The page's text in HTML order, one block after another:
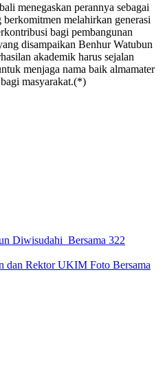
menegaskan perannya sebagai
melahirkan generasi
bagi pembangunan
disampaikan Benhur Watubun
akademik harus sejalan
menjaga nama baik almamater
masyarakat.(*)
Diwisudahi Bersama 322
dan Rektor UKIM Foto Bersama